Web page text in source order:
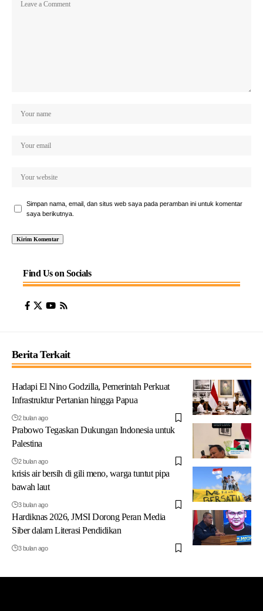
Simpan nama, email, dan situs web saya pada peramban ini untuk komentar
saya berikutnya.
Find Us on Socials
Berita Terkait
Hadapi El Nino Godzilla, Pemerintah Perkuat
Infrastruktur Pertanian hingga Papua
2 bulan ago
Prabowo Tegaskan Dukungan Indonesia untuk
Palestina
2 bulan ago
krisis air bersih di gili meno, warga tuntut pipa
bawah laut
3 bulan ago
Hardiknas 2026, JMSI Dorong Peran Media
Siber dalam Literasi Pendidikan
3 bulan ago